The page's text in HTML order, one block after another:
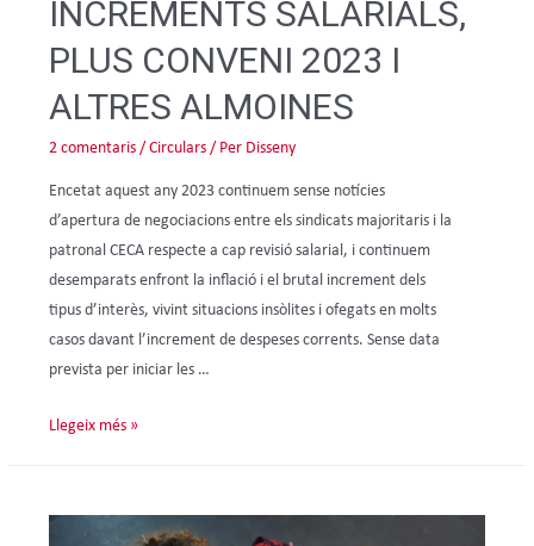
INCREMENTS SALARIALS,
PLUS CONVENI 2023 I
ALTRES ALMOINES
2 comentaris /Circulars / Per Disseny
Encetat aquest any 2023 continuem sense notícies
d’apertura de negociacions entre els sindicats majoritaris i la
patronal CECA respecte a cap revisió salarial, i continuem
desemparats enfront la inflació i el brutal increment dels
tipus d’interès, vivint situacions insòlites i ofegats en molts
casos davant l’increment de despeses corrents. Sense data
prevista per iniciar les …
Llegeix més »